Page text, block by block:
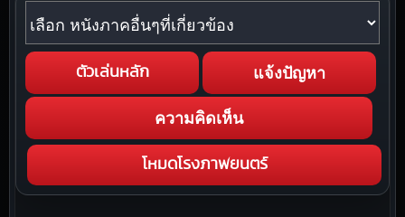
หนังภาคอื่นๆที่เกี่ยวข้อง
ตัวเล่นหลัก แจ้งปัญหา
ความคิดเห็น
โหมดโรงภาพยนตร์